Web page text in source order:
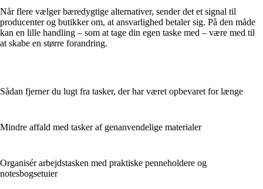
Når flere vælger bæredygtige alternativer, sender det et signal til
producenter og butikker om, at ansvarlighed betaler sig. På den måde
kan en lille handling – som at tage din egen taske med – være med til
at skabe en større forandring.
Sådan fjerner du lugt fra tasker, der har været opbevaret for længe
Mindre affald med tasker af genanvendelige materialer
Organisér arbejdstasken med praktiske penneholdere og
notesbogsetuier